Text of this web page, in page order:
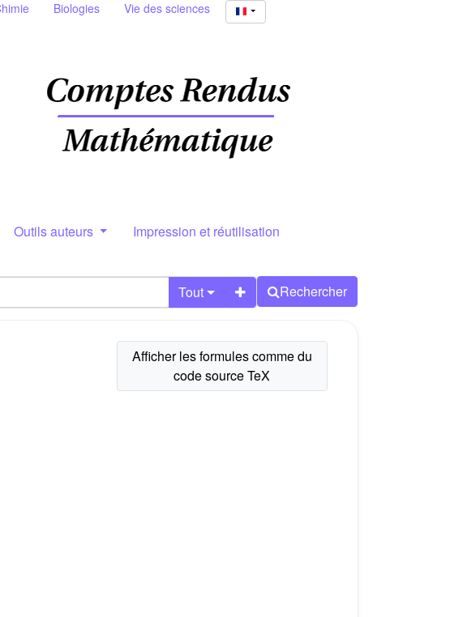
Biologies Vie des sciences
Outils auteurs Impression et réutilisation
Tout Rechercher